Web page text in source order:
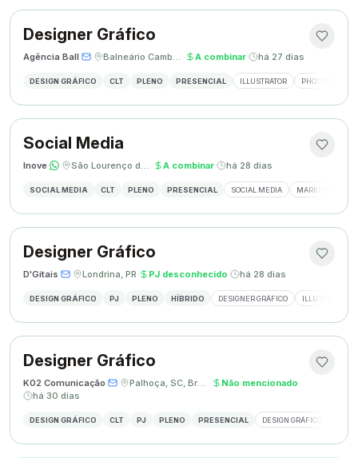
Designer Gráfico
Agência Ball· · Balneário Camboriú, SC · A combinar· há 27 dias
DESIGN GRÁFICO CLT PLENO PRESENCIAL ILLUSTRATOR PHOTOSHOP
Social Media
Inove· · São Lourenço do Oeste, SC · A combinar· há 28 dias
SOCIAL MEDIA CLT PLENO PRESENCIAL SOCIAL MEDIA MARKETING
Designer Gráfico
D'Gitais· · Londrina, PR· PJ desconhecido· há 28 dias
DESIGN GRÁFICO PJ PLENO HÍBRIDO DESIGNER GRÁFICO ILLUSTRATOR
Designer Gráfico
K02 Comunicação· · Palhoça, SC, Brasil · Não mencionado·
há 30 dias
DESIGN GRÁFICO CLT PJ PLENO PRESENCIAL DESIGN GRÁFICO